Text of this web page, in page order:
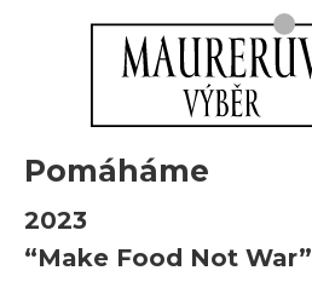
Pomáháme
2023
“Make Food Not War”